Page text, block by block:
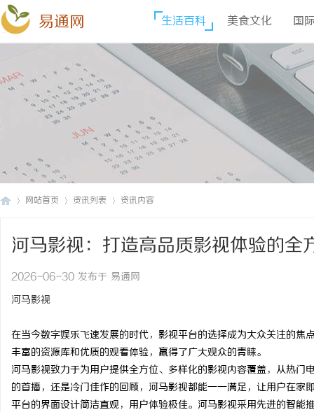
易通网 生活百科 美食文化 国
网站首页 资讯列表 资讯内容
河马影视：打造高品质影视体验的全
2026-06-30 发布于 易通网
河马影视
在当今数字娱乐飞速发展的时代，影视平台的选择成为大众关注的
丰富的资源库和优质的观看体验，赢得了广大观众的青睐。
河马影视致力于为用户提供全方位、多样化的影视内容覆盖，从热
的首播，还是冷门佳作的回顾，河马影视都能一一满足，让用户在家
平台的界面设计简洁直观，用户体验极佳。河马影视采用先进的智